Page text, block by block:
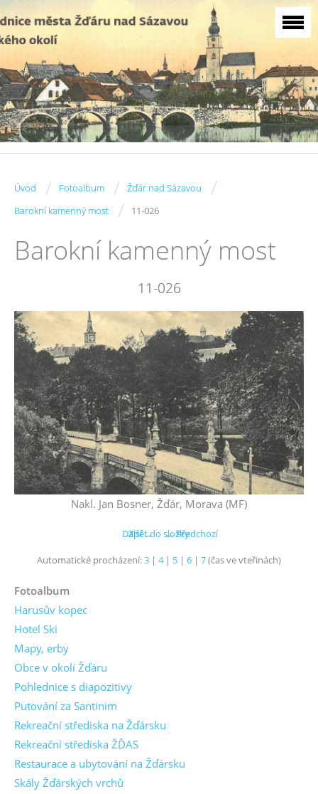
Úvod / Fotoalbum / Žďár nad Sázavou /
Barokní kamenný most / 11-026
Barokní kamenný most
11-026
Nakl. Jan Bosner, Žďár, Morava (MF)
← Předchozí
Další →
Zpět do složky
Automatické procházení:3 | 4| 5 | 6 | 7(čas ve vteřinách)
Fotoalbum
Harusův kopec
Hotel Ski
Mapy, erby
Obce v okolí Žďáru
Pohlednice s diapozitivy
Putování za Santinim
Rekreační střediska na Žďársku
Rekreační střediska ŽĎAS
Restaurace a ubytování na Žďársku
Skály Žďárských vrchů